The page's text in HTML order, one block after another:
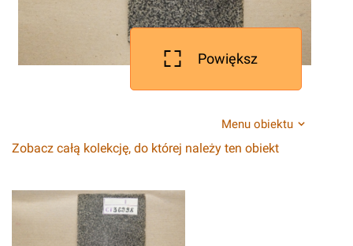
Powiększ
Menu obiektu
Zobacz całą kolekcję, do której należy ten obiekt